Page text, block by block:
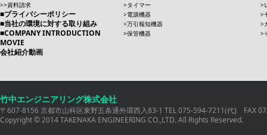
資料請求
プライバシーポリシー
当社の環境に対する取り組み
COMPANY INTRODUCTION
MOVIE
会社紹介動画
タイマー
電源機器
万引報知機器
保管機器
竹中エンジニアリング株式会社
〒607-8156 京都市山科区東野五条通外環西入83-1 TEL 075-594-7211(代) FAX
Copyright © 2014 TAKENAKA ENGINEERING CO.,LTD. All Rights Reserved.